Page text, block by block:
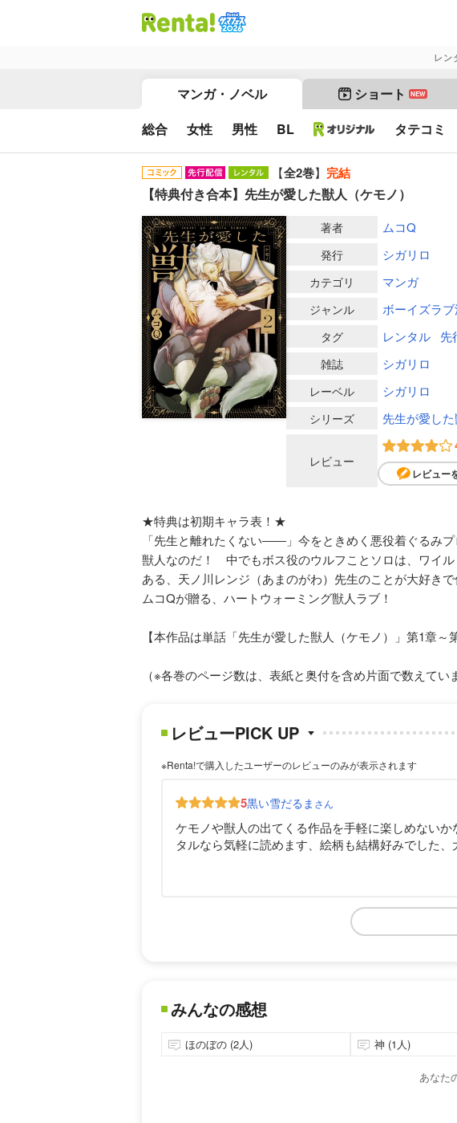
レン
マンガ・ノベル ショート NEW
総合 女性 男性 BL タテコミ
【全2巻】 完結
【特典付き合本】先生が愛した獣人（ケモノ）
著者 ムコQ
発行 シガリロ
カテゴリ マンガ
ジャンル ボーイズラ
タグ レンタル 先
雑誌 シガリロ
レーベル シガリロ
シリーズ 先生が愛した
レビュー
レビュー
★特典は初期キャラ表！★
「先生と離れたくない――」今をときめく悪役着ぐるみ
獣人なのだ！ 中でもボス役のウルフことソロは、ワイ
ある、天ノ川レンジ（あまのがわ）先生のことが大好
ムコQが贈る、ハートウォーミング獣人ラブ！
【本作品は単話「先生が愛した獣人（ケモノ）」第1章～
（※各巻のページ数は、表紙と奥付を含め片面で数えてい
レビューPICK UP
※Renta!で購入したユーザーのレビューのみが表示されます
5黒い雪だるま さん
ケモノや獣人の出てくる作品を手軽に楽しめない
タルなら気軽に読めます、絵柄も結構好みでした
みんなの感想
ほのぼの (2人) 神 (1人)
あなた